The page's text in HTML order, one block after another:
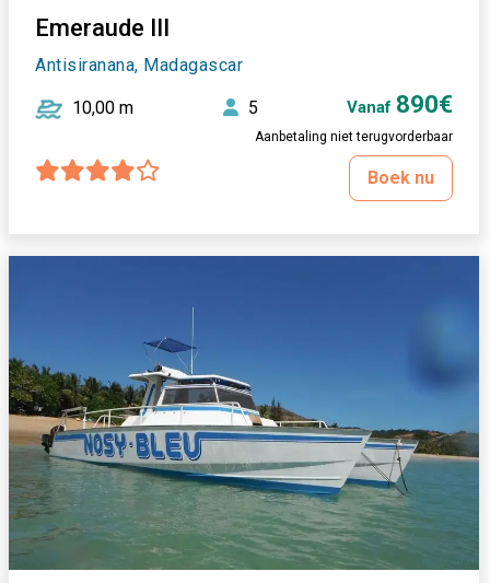
Emeraude III
Antisiranana, Madagascar
10,00 m 5 Vanaf 890€
Aanbetaling niet terugvorderbaar
Boek nu